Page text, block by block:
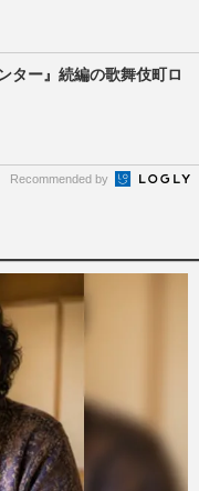
ター』続編の歌舞伎町ロ
Recommended by